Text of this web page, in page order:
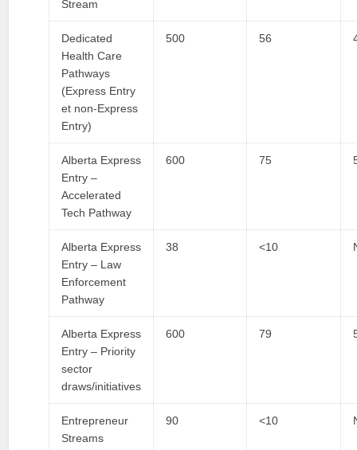
Stream
Dedicated
Health Care
Pathways
(Express Entry
et non-Express
Entry)
500 56
Alberta Express
Entry –
Accelerated
Tech Pathway
600 75
Alberta Express
Entry – Law
Enforcement
Pathway
38 <10
Alberta Express
Entry – Priority
sector
draws/initiatives
600 79
Entrepreneur
Streams
90 <10